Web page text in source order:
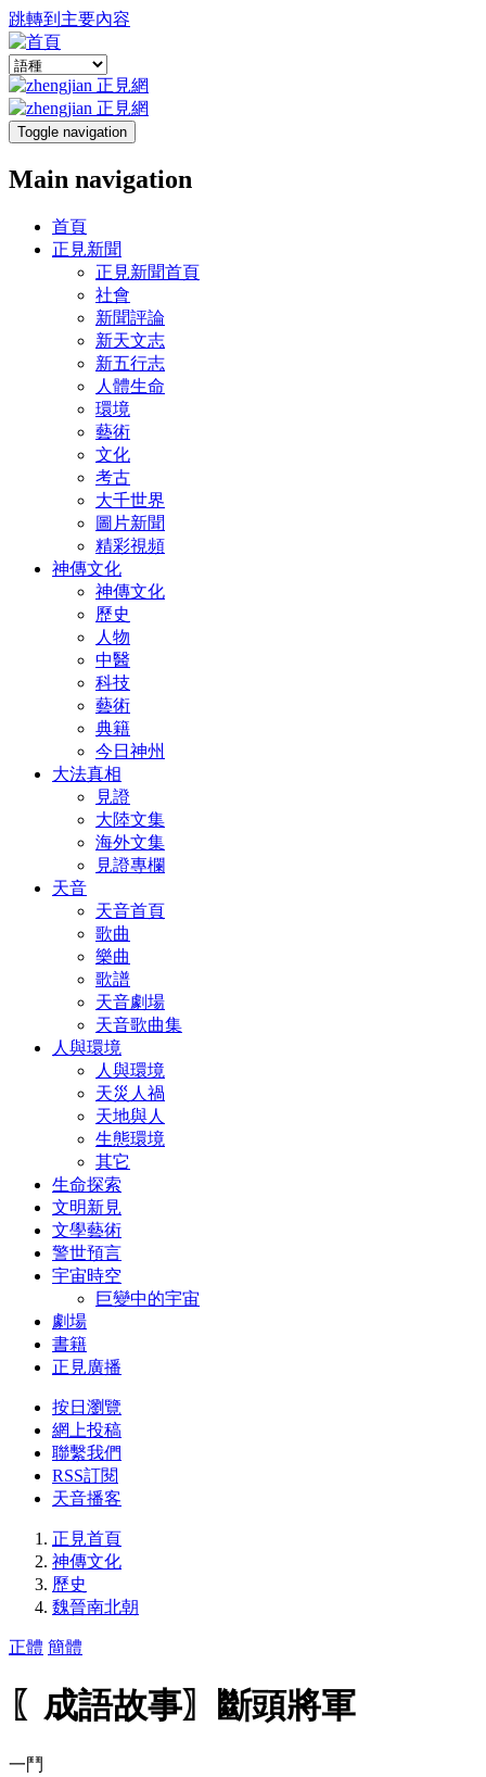
跳轉到主要內容
Toggle navigation
Main navigation
首頁
正見新聞
正見新聞首頁
社會
新聞評論
新天文志
新五行志
人體生命
環境
藝術
文化
考古
大千世界
圖片新聞
精彩視頻
神傳文化
神傳文化
歷史
人物
中醫
科技
藝術
典籍
今日神州
大法真相
見證
大陸文集
海外文集
見證專欄
天音
天音首頁
歌曲
樂曲
歌譜
天音劇場
天音歌曲集
人與環境
人與環境
天災人禍
天地與人
生態環境
其它
生命探索
文明新見
文學藝術
警世預言
宇宙時空
巨變中的宇宙
劇場
書籍
正見廣播
按日瀏覽
網上投稿
聯繫我們
RSS訂閱
天音播客
正見首頁
神傳文化
歷史
魏晉南北朝
正體 簡體
〖成語故事〗斷頭將軍
一鬥